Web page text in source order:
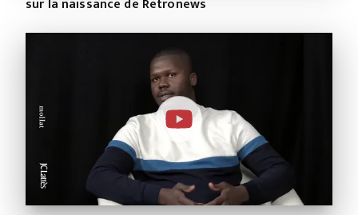
sur la naissance de Retronews